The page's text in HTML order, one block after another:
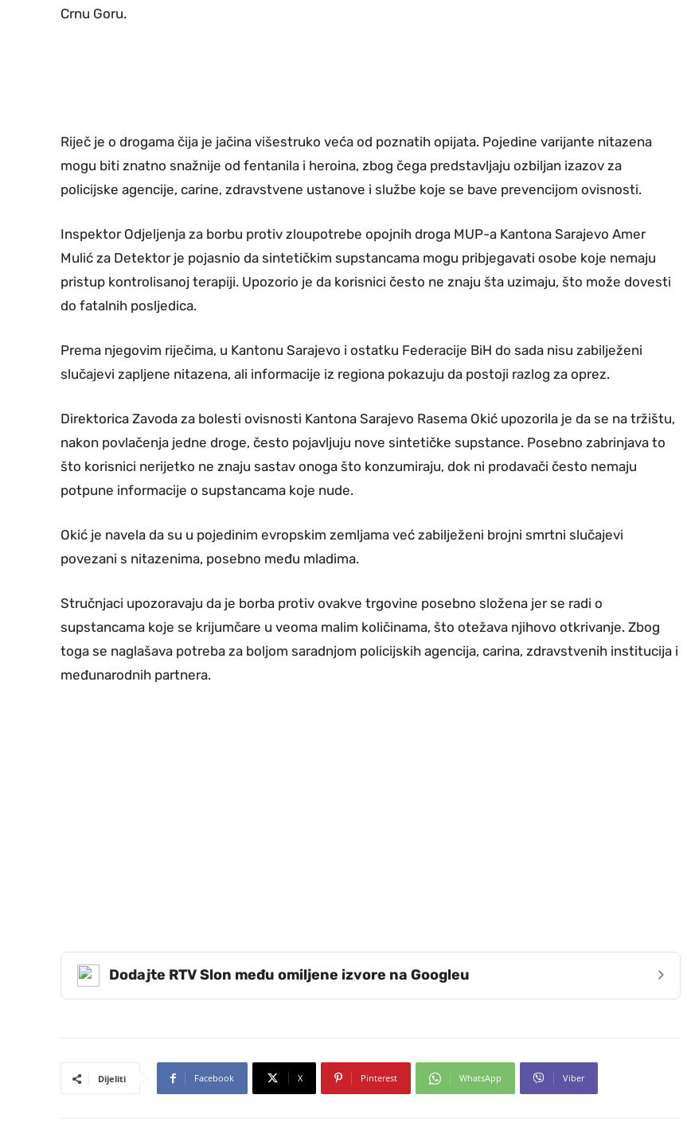
Crnu Goru.
Riječ je o drogama čija je jačina višestruko veća od poznatih opijata. Pojedine varijante nitazena
mogu biti znatno snažnije od fentanila i heroina, zbog čega predstavljaju ozbiljan izazov za
policijske agencije, carine, zdravstvene ustanove i službe koje se bave prevencijom ovisnosti.
Inspektor Odjeljenja za borbu protiv zloupotrebe opojnih droga MUP-a Kantona Sarajevo Amer
Mulić za Detektor je pojasnio da sintetičkim supstancama mogu pribjegavati osobe koje nemaju
pristup kontrolisanoj terapiji. Upozorio je da korisnici često ne znaju šta uzimaju, što može dovesti
do fatalnih posljedica.
Prema njegovim riječima, u Kantonu Sarajevo i ostatku Federacije BiH do sada nisu zabilježeni
slučajevi zapljene nitazena, ali informacije iz regiona pokazuju da postoji razlog za oprez.
Direktorica Zavoda za bolesti ovisnosti Kantona Sarajevo Rasema Okić upozorila je da se na tržištu,
nakon povlačenja jedne droge, često pojavljuju nove sintetičke supstance. Posebno zabrinjava to
što korisnici nerijetko ne znaju sastav onoga što konzumiraju, dok ni prodavači često nemaju
potpune informacije o supstancama koje nude.
Okić je navela da su u pojedinim evropskim zemljama već zabilježeni brojni smrtni slučajevi
povezani s nitazenima, posebno među mladima.
Stručnjaci upozoravaju da je borba protiv ovakve trgovine posebno složena jer se radi o
supstancama koje se krijumčare u veoma malim količinama, što otežava njihovo otkrivanje. Zbog
toga se naglašava potreba za boljom saradnjom policijskih agencija, carina, zdravstvenih institucija i
međunarodnih partnera.
Dodajte RTV Slon među omiljene izvore na Googleu ›
Dijeliti Facebook X Pinterest WhatsApp Viber